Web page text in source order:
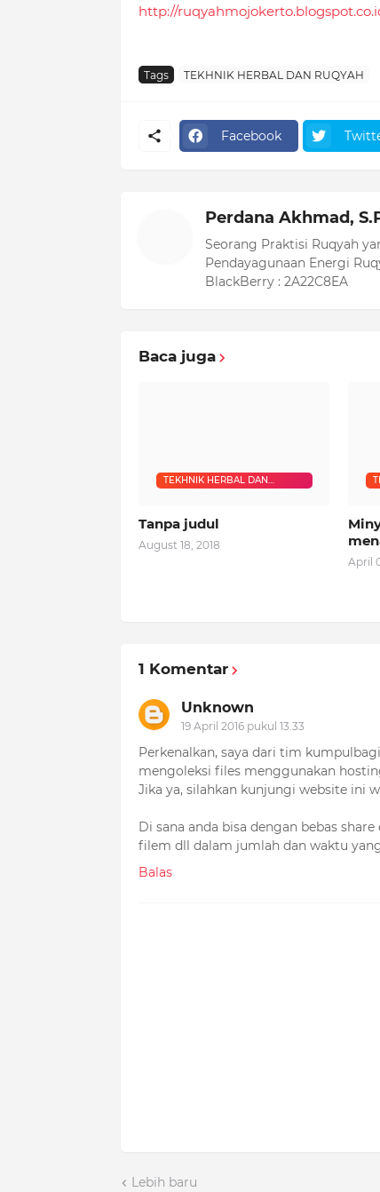
http://
Tags TEKHNIK HERBAL DAN RUQYAH
Facebook
Perdana Akhmad,
Seorang Praktisi Ruqyah
Pendayagunaan Energi
BlackBerry : 2A22C8EA
Baca juga
TEKHNIK HERBAL DAN
Tanpa judul
August 18, 2018
April
1 Komentar
Unknown
19 April 2016 pukul 13.33
Perkenalkan, saya dari tim
mengoleksi files menggunakan
Jika ya, silahkan kunjungi website ini
Di sana anda bisa dengan bebas
filem dll dalam jumlah dan waktu
Balas
Lebih baru